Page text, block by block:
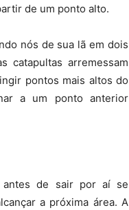
de um ponto alto.
nós de sua lã em dois
catapultas arremessam
pontos mais altos do
a um ponto anterior
antes de sair por aí se
a próxima área. A